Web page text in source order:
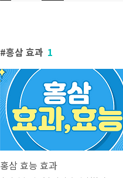
홍삼 효과 1
홍삼 효능 효과